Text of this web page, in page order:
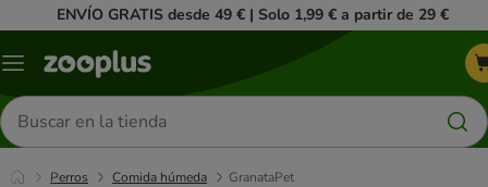
ENVÍO GRATIS desde 49 € | Solo 1,99 € a partir de 29 €
Menú
Buscar
productos
Perros Comida húmeda GranataPet